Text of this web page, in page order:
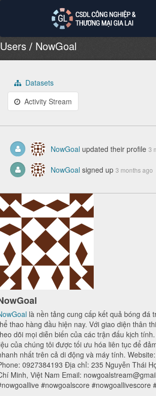
Nhóm dữ liệu
Tổ chức
Giới thiệu
Hướng dẫn sử dụng
Users NowGoal
Datasets
Activity Stream
NowGoal updated their profile 3
NowGoal signed up 3 months ago
là nền tảng cung cấp kết quả bóng đá
thao hàng đầu hiện nay. Với giao diện thân
dõi mọi diễn biến của các trận đấu kịch
của chúng tôi được tối ưu hóa liên tục để
nhất trên cả di động và máy tính. Website:
0927384193 Địa chỉ: 235 Nguyễn Thái
Minh, Việt Nam Email:
#nowgoalscore #nowgoallivescore